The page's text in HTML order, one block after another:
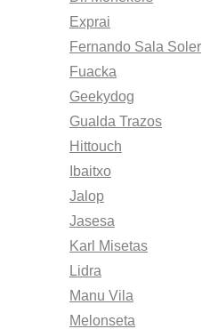
Exprai
Fernando Sala Soler
Fuacka
Geekydog
Gualda Trazos
Hittouch
Ibaitxo
Jalop
Jasesa
Karl Misetas
Lidra
Manu Vila
Melonseta